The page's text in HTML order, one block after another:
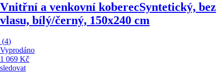
Vnitřní a venkovní koberecSyntetický, bez
vlasu, bílý/černý, 150x240 cm
(4)
Vyprodáno
1 069 Kč
sledovat